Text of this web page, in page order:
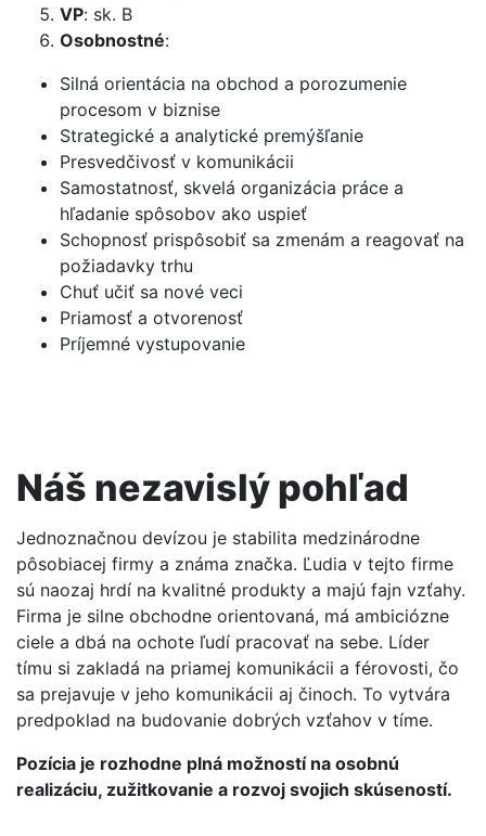
VP: sk. B
Osobnostné:
Silná orientácia na obchod a porozumenie
procesom v biznise
Strategické a analytické premýšľanie
Presvedčivosť v komunikácii
Samostatnosť, skvelá organizácia práce a
hľadanie spôsobov ako uspieť
Schopnosť prispôsobiť sa zmenám a reagovať na
požiadavky trhu
Chuť učiť sa nové veci
Priamosť a otvorenosť
Príjemné vystupovanie
Náš nezavislý pohľad
Jednoznačnou devízou je stabilita medzinárodne
pôsobiacej firmy a známa značka. Ľudia v tejto firme
sú naozaj hrdí na kvalitné produkty a majú fajn vzťahy.
Firma je silne obchodne orientovaná, má ambiciózne
ciele a dbá na ochote ľudí pracovať na sebe. Líder
tímu si zakladá na priamej komunikácii a férovosti, čo
sa prejavuje v jeho komunikácii aj činoch. To vytvára
predpoklad na budovanie dobrých vzťahov v tíme.
Pozícia je rozhodne plná možností na osobnú
realizáciu, zužitkovanie a rozvoj svojich skúseností.